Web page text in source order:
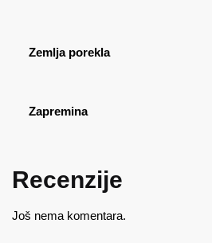
Zemlja porekla
Zapremina
Recenzije
Još nema komentara.